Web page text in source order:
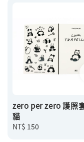
zero per zero 護照
貓
Regular
NT$ 150